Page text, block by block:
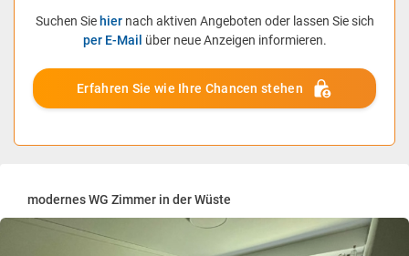
Suchen Sie hiernach aktiven Angeboten oder lassen Sie sich
per E-Mail über neue Anzeigen informieren.
Erfahren Sie wie Ihre Chancen stehen
modernes WG Zimmer in der Wüste